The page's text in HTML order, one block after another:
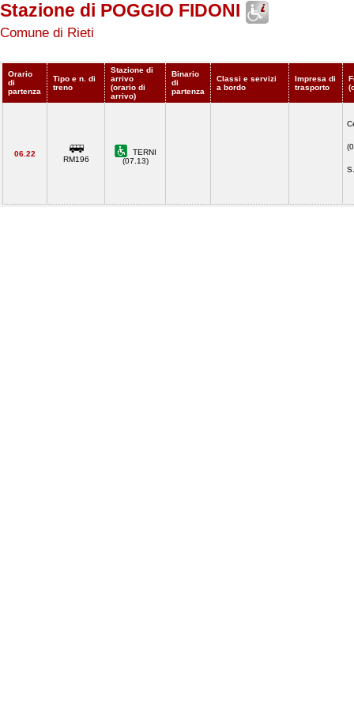
Stazione di POGGIO FIDONI
Comune di Rieti
Orario
di
partenza
Tipo e n. di
treno
Stazione di
arrivo
(orario di
arrivo)
Binario
di
partenza
Classi e servizi
a bordo
Impresa di
trasporto
06.22
RM196
TERNI
(07.13)